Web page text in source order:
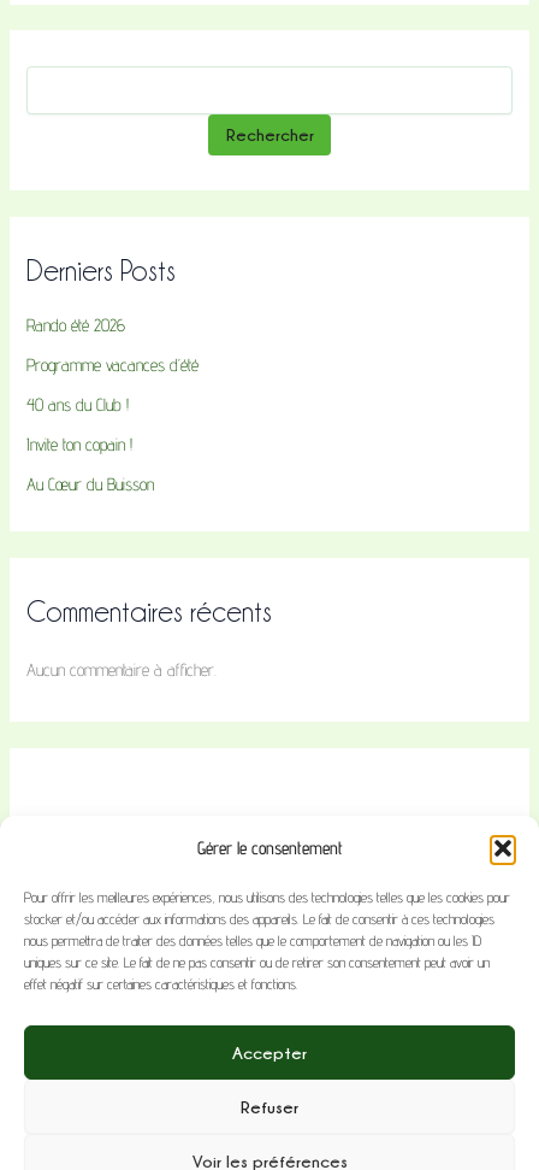
Gérer le consentement
Pour offrir les meilleures expériences, nous utilisons des technologies telles que les cookies pour
stocker et/ou accéder aux informations des appareils. Le fait de consentir à ces technologies
nous permettra de traiter des données telles que le comportement de navigation ou les ID
uniques sur ce site. Le fait de ne pas consentir ou de retirer son consentement peut avoir un
effet négatif sur certaines caractéristiques et fonctions.
Accepter
Refuser
Voir les préférences
Rechercher
Derniers Posts
Rando été 2026
Programme vacances d’été
40 ans du Club !
Invite ton copain !
Au Cœur du Buisson
Commentaires récents
Aucun commentaire à afficher.
CONTACT
CONFIDENTIALITE
Copyright © 2026 | Propulsé par